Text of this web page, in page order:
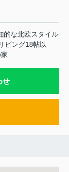
的な北欧スタイル
リビング18帖以
せ